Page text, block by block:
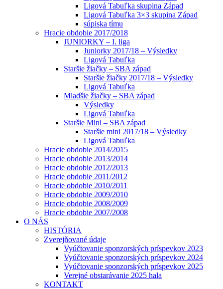
Ligová Tabuľka skupina Západ
Ligová Tabuľka 3×3 skupina Západ
súpiska tímu
Hracie obdobie 2017/2018
JUNIORKY – I. liga
Juniorky 2017/18 – Výsledky
Ligová Tabuľka
Staršie žiačky – SBA západ
Staršie žiačky 2017/18 – Výsledky
Ligová Tabuľka
Mladšie žiačky – SBA západ
Výsledky
Ligová Tabuľka
Staršie Mini – SBA západ
Staršie mini 2017/18 – Výsledky
Ligová Tabuľka
Hracie obdobie 2014/2015
Hracie obdobie 2013/2014
Hracie obdobie 2012/2013
Hracie obdobie 2011/2012
Hracie obdobie 2010/2011
Hracie obdobie 2009/2010
Hracie obdobie 2008/2009
Hracie obdobie 2007/2008
O NÁS
HISTÓRIA
Zverejňované údaje
Vyúčtovanie sponzorských príspevkov 2023
Vyúčtovanie sponzorských príspevkov 2024
Vyúčtovanie sponzorských príspevkov 2025
Verejné obstarávanie 2025 hala
KONTAKT